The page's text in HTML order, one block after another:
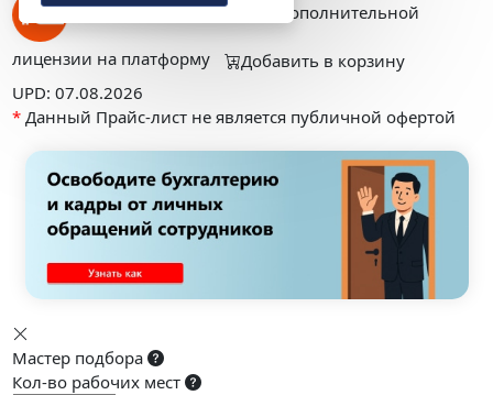
Продукт требует наличия дополнительной
лицензии на платформу
Добавить в корзину
UPD: 07.08.2026
* Данный Прайс-лист не является публичной офертой
Мастер подбора
Кол-во рабочих мест